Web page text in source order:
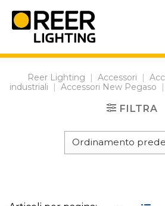
content
Reer Lighting | Accessori |
industriali
| Accessori New Pegaso |
FILTRA